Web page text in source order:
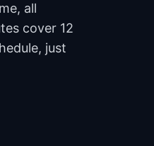
all
cover 12
just